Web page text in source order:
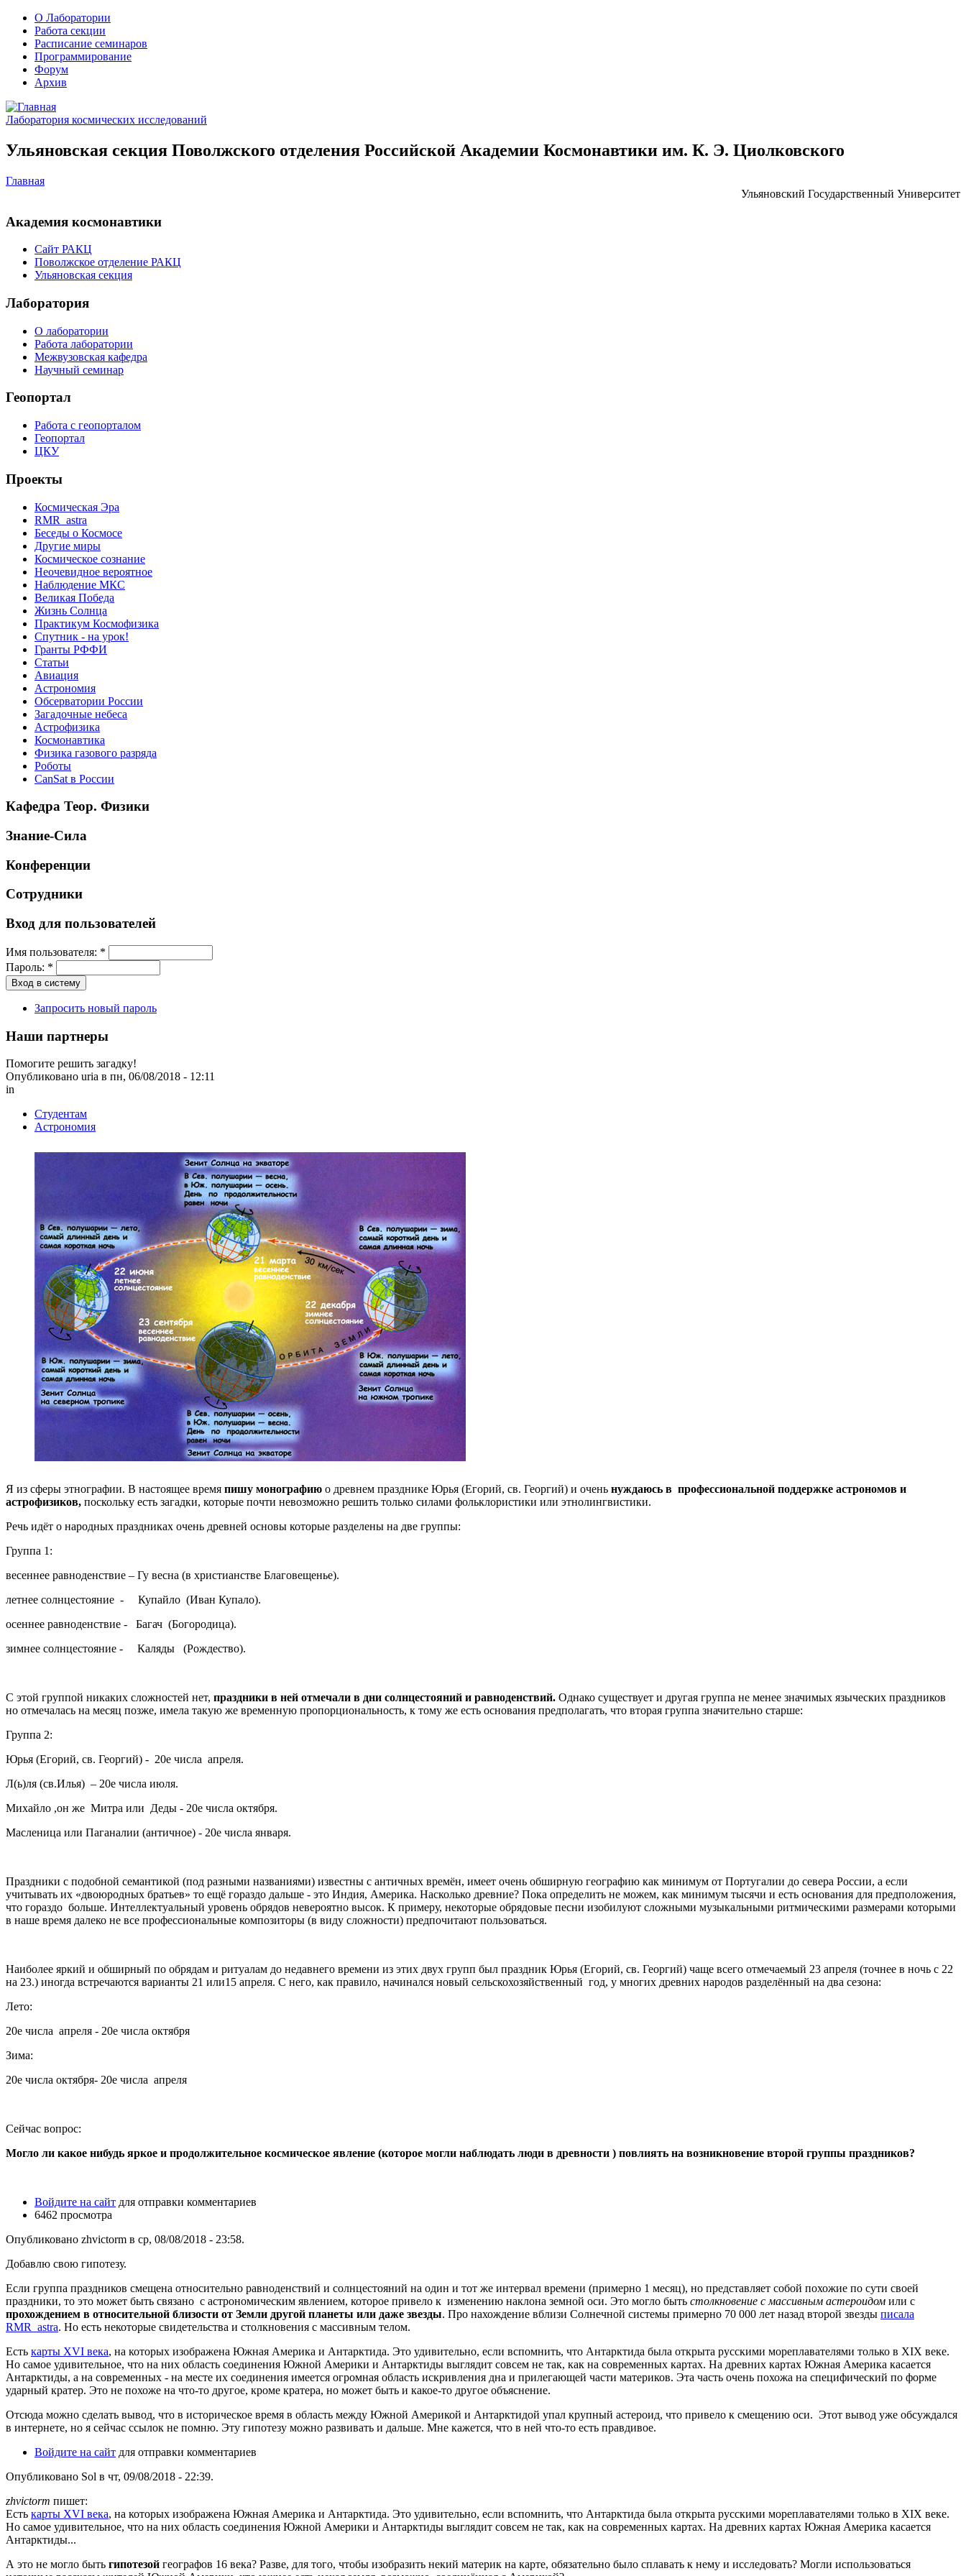
О Лаборатории
Работа секции
Расписание семинаров
Программирование
Форум
Архив
Лаборатория космических исследований
Ульяновская секция Поволжского отделения Российской Академии Космонавтики им. К. Э. Циолковского
Главная
Ульяновский Государственный Университет
Академия космонавтики
Сайт РАКЦ
Поволжское отделение РАКЦ
Ульяновская секция
Лаборатория
О лаборатории
Работа лаборатории
Межвузовская кафедра
Научный семинар
Геопортал
Работа с геопорталом
Геопортал
ЦКУ
Проекты
Космическая Эра
RMR_astra
Беседы о Космосе
Другие миры
Космическое сознание
Неочевидное вероятное
Наблюдение МКС
Великая Победа
Жизнь Солнца
Практикум Космофизика
Спутник - на урок!
Гранты РФФИ
Статьи
Авиация
Астрономия
Обсерватории России
Загадочные небеса
Астрофизика
Космонавтика
Физика газового разряда
Роботы
CanSat в России
Кафедра Теор. Физики
Знание-Сила
Конференции
Сотрудники
Вход для пользователей
Имя пользователя: *
Пароль: *
Запросить новый пароль
Наши партнеры
Помогите решить загадку!
Опубликовано uria в пн, 06/08/2018 - 12:11
in
Студентам
Астрономия
Я из сферы этнографии. В настоящее время пишу монографию о древнем празднике Юрья (Егорий, св. Георгий) и очень нуждаюсь в профессиональной поддержке астрономов и
астрофизиков, поскольку есть загадки, которые почти невозможно решить только силами фольклористики или этнолингвистики.
Речь идёт о народных праздниках очень древней основы которые разделены на две группы:
Группа 1:
весеннее равноденствие – Гу весна (в христианстве Благовещенье).
летнее солнцестояние - Купайло (Иван Купало).
осеннее равноденствие - Багач (Богородица).
зимнее солнцестояние - Каляды (Рождество).
С этой группой никаких сложностей нет, праздники в ней отмечали в дни солнцестояний и равноденствий. Однако существует и другая группа не менее значимых языческих праздников
но отмечалась на месяц позже, имела такую же временную пропорциональность, к тому же есть основания предполагать, что вторая группа значительно старше:
Группа 2:
Юрья (Егорий, св. Георгий) - 20е числа апреля.
Л(ь)ля (св.Илья) – 20е числа июля.
Михайло ,он же Митра или Деды - 20е числа октября.
Масленица или Паганалии (античное) - 20е числа января.
Праздники с подобной семантикой (под разными названиями) известны с античных времён, имеет очень обширную географию как минимум от Португалии до севера России, а если
учитывать их «двоюродных братьев» то ещё гораздо дальше - это Индия, Америка. Насколько древние? Пока определить не можем, как минимум тысячи и есть основания для предположения,
что гораздо больше. Интеллектуальный уровень обрядов невероятно высок. К примеру, некоторые обрядовые песни изобилуют сложными музыкальными ритмическими размерами которыми
в наше время далеко не все профессиональные композиторы (в виду сложности) предпочитают пользоваться.
Наиболее яркий и обширный по обрядам и ритуалам до недавнего времени из этих двух групп был праздник Юрья (Егорий, св. Георгий) чаще всего отмечаемый 23 апреля (точнее в ночь с 22
на 23.) иногда встречаются варианты 21 или15 апреля. С него, как правило, начинался новый сельскохозяйственный год, у многих древних народов разделённый на два сезона:
Лето:
20е числа апреля - 20е числа октября
Зима:
20е числа октября- 20е числа апреля
Сейчас вопрос:
Могло ли какое нибудь яркое и продолжительное космическое явление (которое могли наблюдать люди в древности ) повлиять на возникновение второй группы праздников?
Войдите на сайт для отправки комментариев
6462 просмотра
Опубликовано zhvictorm в ср, 08/08/2018 - 23:58.
Добавлю свою гипотезу.
Если группа праздников смещена относительно равноденствий и солнцестояний на один и тот же интервал времени (примерно 1 месяц), но представляет собой похожие по сути своей
праздники, то это может быть связано с астрономическим явлением, которое привело к изменению наклона земной оси. Это могло быть столкновение с массивным астероидом или с
прохождением в относительной близости от Земли другой планеты или даже звезды. Про нахождение вблизи Солнечной системы примерно 70 000 лет назад второй звезды писала
RMR_astra. Но есть некоторые свидетельства и столкновения с массивным телом.
Есть карты XVI века, на которых изображена Южная Америка и Антарктида. Это удивительно, если вспомнить, что Антарктида была открыта русскими мореплавателями только в XIX веке.
Но самое удивительное, что на них область соединения Южной Америки и Антарктиды выглядит совсем не так, как на современных картах. На древних картах Южная Америка касается
Антарктиды, а на современных - на месте их соединения имеется огромная область искривления дна и прилегающей части материков. Эта часть очень похожа на специфический по форме
ударный кратер. Это не похоже на что-то другое, кроме кратера, но может быть и какое-то другое объяснение.
Отсюда можно сделать вывод, что в историческое время в область между Южной Америкой и Антарктидой упал крупный астероид, что привело к смещению оси. Этот вывод уже обсуждался
в интернете, но я сейчас ссылок не помню. Эту гипотезу можно развивать и дальше. Мне кажется, что в ней что-то есть правдивое.
Войдите на сайт для отправки комментариев
Опубликовано Sol в чт, 09/08/2018 - 22:39.
zhvictorm пишет:
Есть карты XVI века, на которых изображена Южная Америка и Антарктида. Это удивительно, если вспомнить, что Антарктида была открыта русскими мореплавателями только в XIX веке.
Но самое удивительное, что на них область соединения Южной Америки и Антарктиды выглядит совсем не так, как на современных картах. На древних картах Южная Америка касается
Антарктиды...
А это не могло быть гипотезой географов 16 века? Разве, для того, чтобы изобразить некий материк на карте, обязательно было сплавать к нему и исследовать? Могли использоваться